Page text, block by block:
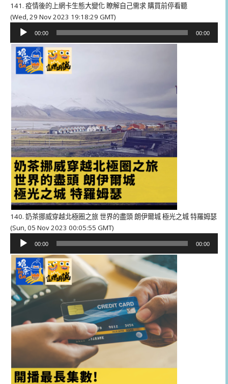
141. 疫情後的上網卡生態大變化 瞭解自己需求 購買前停看聽
(Wed, 29 Nov 2023 19:18:29 GMT)
播
器
00:00 00:00
140. 奶茶挪威穿越北極圈之旅 世界的盡頭 朗伊爾城 極光之城 特羅姆瑟
(Sun, 05 Nov 2023 00:05:55 GMT)
播
放
器
00:00 00:00